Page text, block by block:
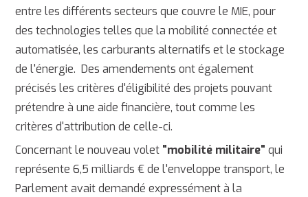
entre les différents secteurs que couvre le MIE, pour
des technologies telles que la mobilité connectée et
automatisée, les carburants alternatifs et le stockage
de l'énergie. Des amendements ont également
précisés les critères d'éligibilité des projets pouvant
prétendre à une aide financière, tout comme les
critères d'attribution de celle-ci.
Concernant le nouveau volet "mobilité militaire" qui
représente 6,5 milliards € de l'enveloppe transport, le
Parlement avait demandé expressément à la